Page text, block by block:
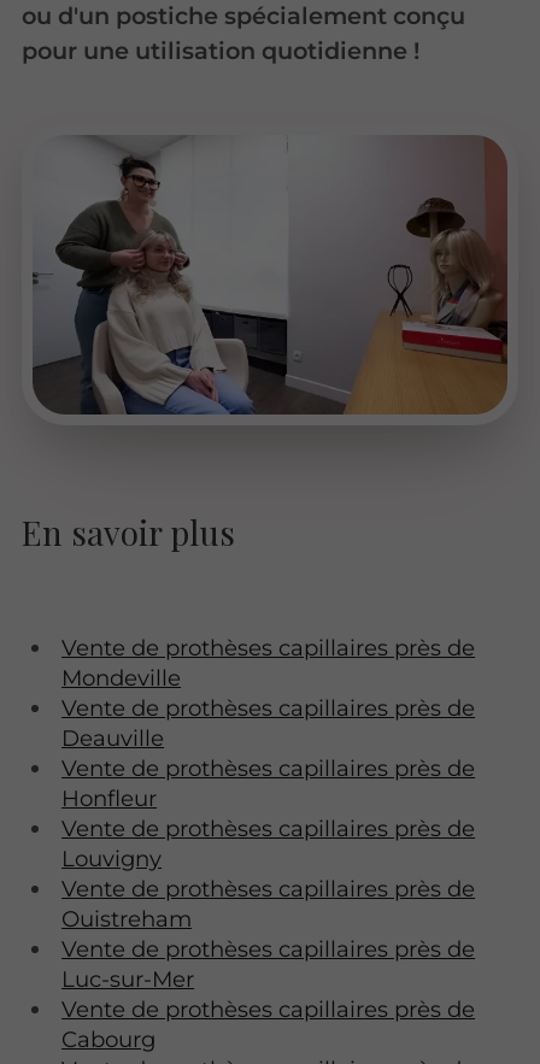
ou d'un postiche spécialement conçu
pour une utilisation quotidienne !
En savoir plus
Vente de prothèses capillaires près de
Mondeville
Vente de prothèses capillaires près de
Deauville
Vente de prothèses capillaires près de
Honfleur
Vente de prothèses capillaires près de
Louvigny
Vente de prothèses capillaires près de
Ouistreham
Vente de prothèses capillaires près de
Luc-sur-Mer
Vente de prothèses capillaires près de
Cabourg